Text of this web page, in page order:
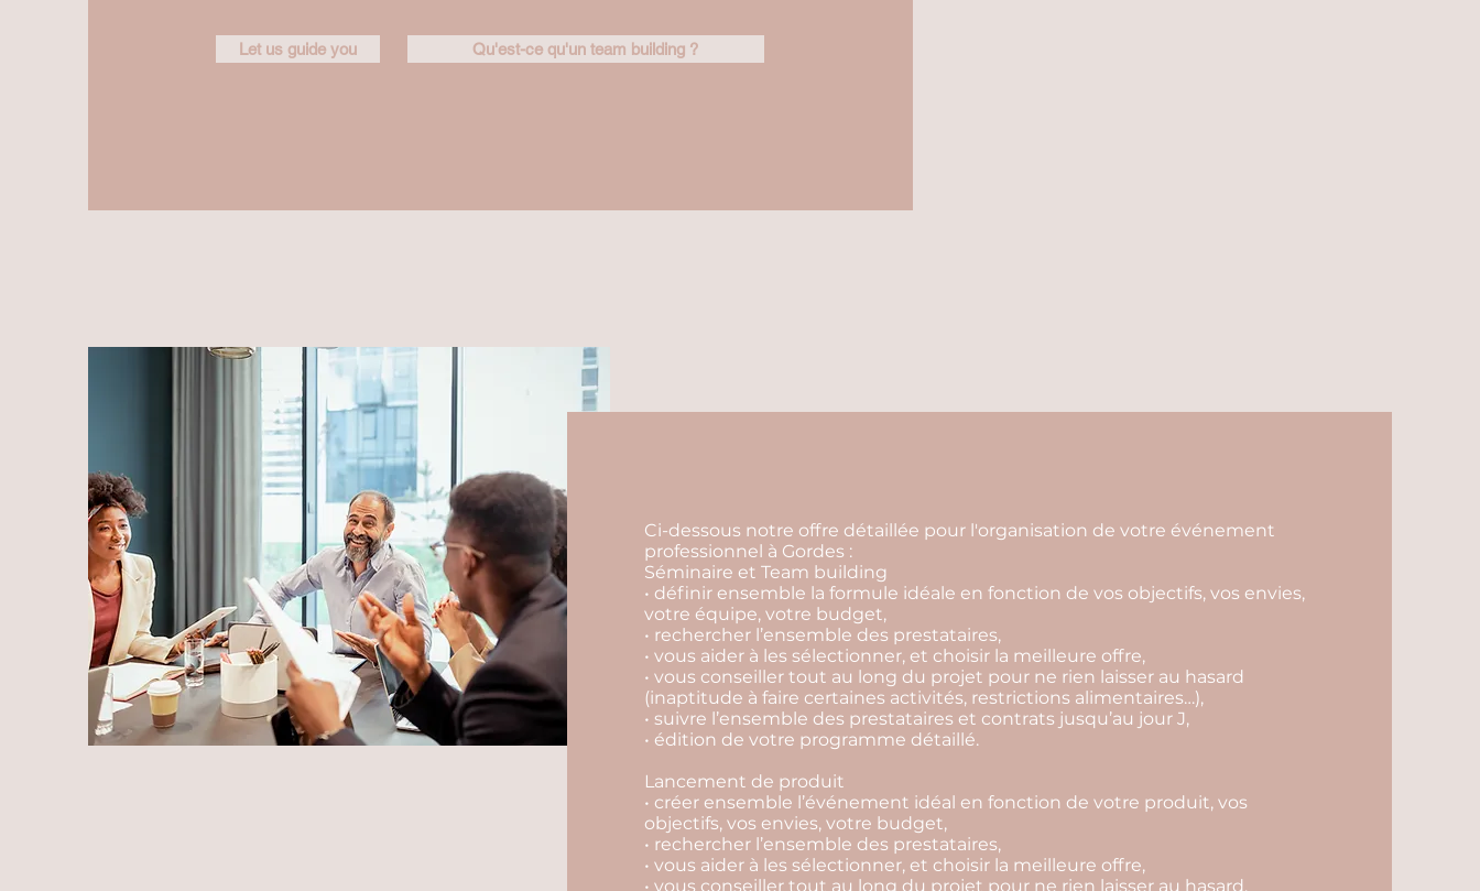
Let us guide you Qu'est-ce qu'un team building ?
Ci-dessous notre offre détaillée pour l'organisation de votre événement
professionnel à Gordes :
Séminaire et Team building
• définir ensemble la formule idéale en fonction de vos objectifs, vos envies,
votre équipe, votre budget,
• rechercher l’ensemble des prestataires,
• vous aider à les sélectionner, et choisir la meilleure offre,
• vous conseiller tout au long du projet pour ne rien laisser au hasard
(inaptitude à faire certaines activités, restrictions alimentaires…),
• suivre l’ensemble des prestataires et contrats jusqu’au jour J,
• édition de votre programme détaillé.
Lancement de produit
• créer ensemble l’événement idéal en fonction de votre produit, vos
objectifs, vos envies, votre budget,
• rechercher l’ensemble des prestataires,
• vous aider à les sélectionner, et choisir la meilleure offre,
• vous conseiller tout au long du projet pour ne rien laisser au hasard,